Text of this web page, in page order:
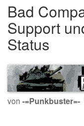
Bad
Support
Status
von -=Punkbuster=-